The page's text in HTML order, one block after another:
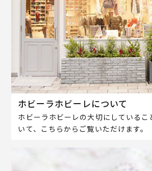
ホビーラホビーレについて
ホビーラホビーレの大切にしているこ
いて、こちらからご覧いただけます。